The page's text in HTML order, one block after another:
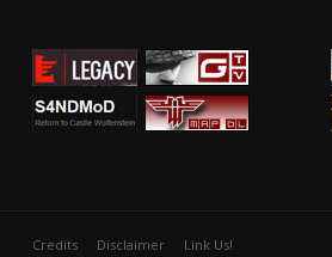
Credits Disclaimer Link Us!